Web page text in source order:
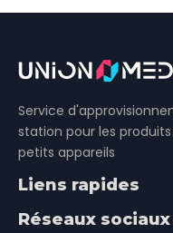
Cathéter en silicone
Service
station pour les
petits appareils
Liens rapides
Réseaux sociaux